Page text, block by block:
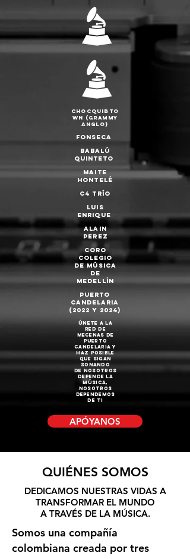
Chocquibto
wn (Grammy
Anglo)
Fonseca
Babalú
Quinteto
Maite
Hontelé
C4 Trío
Luis
Enrique
ALAIN
PEREZ
Coro
Colegio
de Música
de
Medellín
Puerto
candelaria
(2022 y 2024)
únete a la
red de
mecenas de
puerto
candelaria y
haz posible
que sigan
sonando
DE NOSOTROS
DEPENDE LA
MÚSICA,
NOSOTROS
DEPENDEMOS
DE TI
APÓYANOS
QUIÉNES SOMOS
DEDICAMOS NUESTRAS VIDAS A
TRANSFORMAR EL MUNDO
A TRAVÉS DE LA MÚSICA.
Somos una compañía
colombiana creada por tres